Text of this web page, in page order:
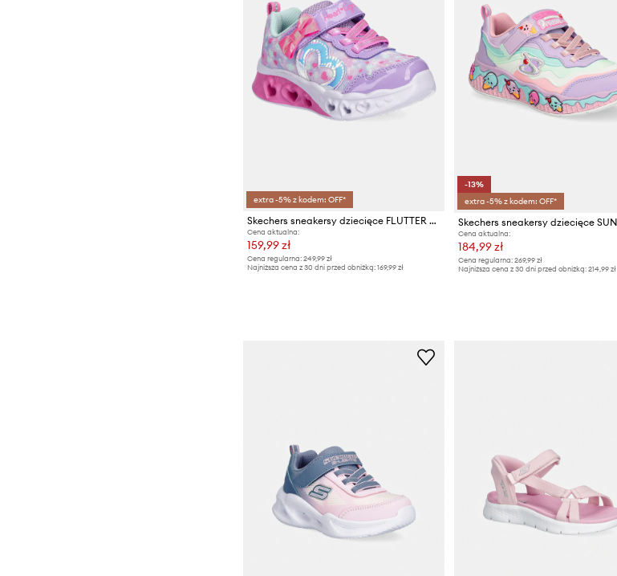
extra -5% z kodem: OFF*
Skechers sneakersy dziecięce FLUTTER HEART LIGHTS
Cena aktualna:
159,99 zł
Cena regularna: 249,99 zł
Najniższa cena z 30 dni przed obniżką: 169,99 zł
-13%
extra -5% z kodem: OFF*
Cena aktualna:
184,99 zł
Cena regularna: 269,99 zł
Najniższa cena z 30 dni przed obniżką: 214,99 zł